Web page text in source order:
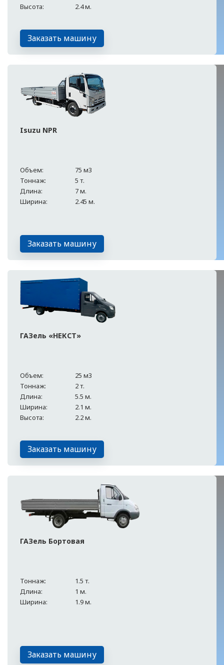
Высота:
2.4 м.
Заказать машину
Isuzu NPR
Объем:
75 м3
Тоннаж:
5 т.
Длина:
7 м.
Ширина:
2.45 м.
Заказать машину
ГАЗель «НЕКСТ»
Объем:
25 м3
Тоннаж:
2 т.
Длина:
5.5 м.
Ширина:
2.1 м.
Высота:
2.2 м.
Заказать машину
ГАЗель Бортовая
Тоннаж:
1.5 т.
Длина:
1 м.
Ширина:
1.9 м.
Заказать машину